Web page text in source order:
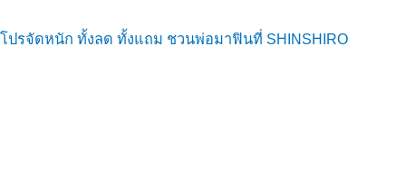
โปรจัดหนัก ทั้งลด ทั้งแถม ชวนพ่อมาฟินที่ SHINSHIRO